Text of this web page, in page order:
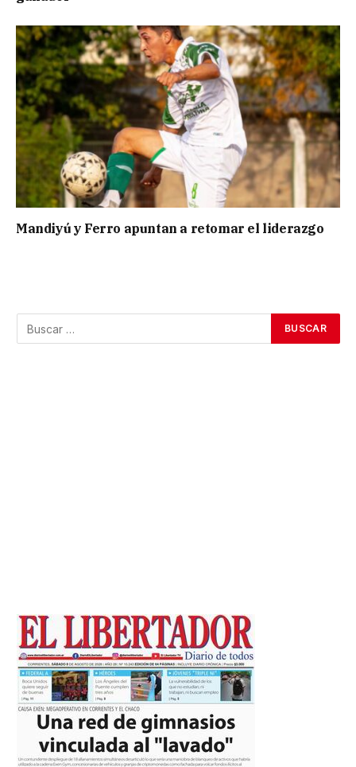
Mandiyú y Ferro apuntan a retomar el liderazgo